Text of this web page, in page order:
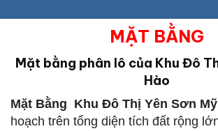
MẶT BẰNG
Mặt bằng phân lô của Khu Đô
Hào
Mặt Bằng Khu Đô Thị Yên Sơn
hoạch trên tổng diện tích đất rộng